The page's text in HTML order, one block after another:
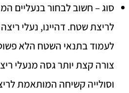
סוג – חשוב לבחור בנעליים
לריצת שטח. דהיינו, נעלי
לעמוד בתנאי השטח הלא
צורה קצת יותר גסה מנעלי
וסולייה קשיחה המותאמת